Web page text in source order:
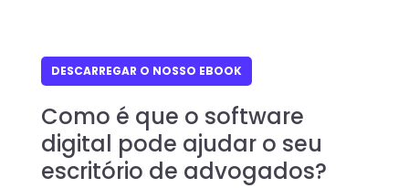
DESCARREGAR O NOSSO EBOOK
Como é que o software
digital pode ajudar o seu
escritório de advogados?